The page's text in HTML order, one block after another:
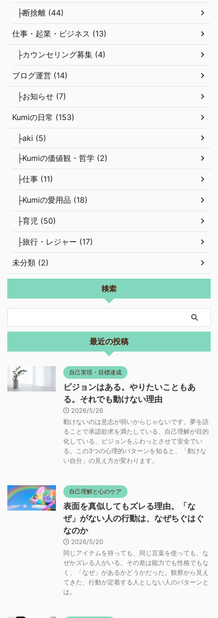
├断捨離 (44)
仕事・起業・ビジネス (13)
├カウンセリング募集 (4)
ブログ運営 (14)
├お知らせ (7)
Kumiの日常 (153)
├aki (5)
├Kumiの価値観・哲学 (2)
├仕事 (11)
├Kumiの愛用品 (18)
├育児 (50)
├旅行・レジャー (17)
未分類 (2)
検索
最近の投稿
自己実現・目標達成
ビジョンはある。やりたいこともあ
る。それでも動けない理由
2026/5/26
動けないのは意志が弱いからじゃないです。夢を語
ることで承認欲求を満たしている、自己理解が目的
化している、ビジョンをふわっとさせて安全でい
る。この3つの心理的パターンを知ると、「動けな
い自分」の見え方が変わります。
自己理解と心のケア
表面を真似してもズレる理由。「な
ぜ」がない人の行動は、なぜちぐはぐ
なのか
2026/5/20
同じアイテムを持っても、同じ言葉を使っても、な
ぜかズレる人がいる。その差は能力でも性格でもな
く、「なぜ」があるかどうかだった。観察から見え
てきた、行動が定着する人としない人のパターンと
は。